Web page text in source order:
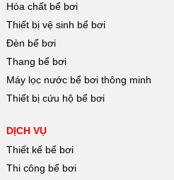
Hóa chất bể bơi
Thiết bị vệ sinh bể bơi
Đèn bể bơi
Thang bể bơi
Máy lọc nước bể bơi thông minh
Thiết bị cứu hộ bể bơi
DỊCH VỤ
Thiết kế bể bơi
Thi công bể bơi